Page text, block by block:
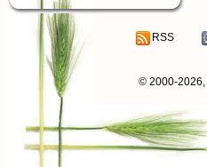
RSS
© 2000-2026,